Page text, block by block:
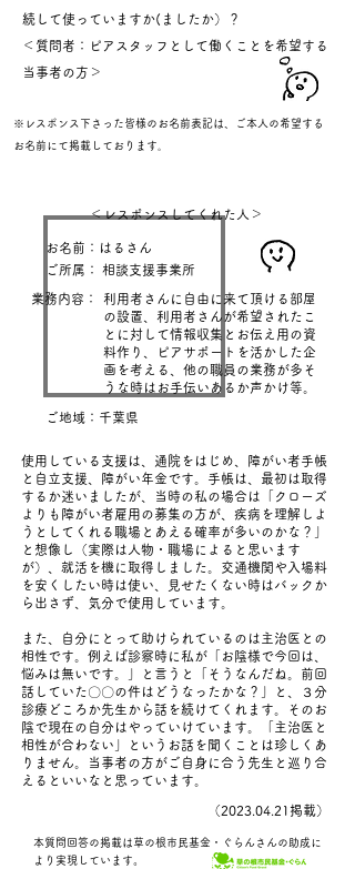
続して使っていますか(ましたか）？
＜質問者：ピアスタッフとして働くことを希望する
当事者の方＞
※レスポンス下さった皆様のお名前表記は、ご本人の希望する
お名前にて掲載しております 。
使用している支援は、通院をはじめ、障がい者手帳
と自立支援、障がい年金です。手帳は、最初は取得
するか迷いましたが、当時の私の場合は「クローズ
よりも障がい者雇用の募集の方が、疾病を理解しよ
うとしてくれる職場とあえる確率が多いのかな？」
と想像し（実際は人物・職場によると思います
が）、就活を機に取得しました。交通機関や入場料
を安くしたい時は使い、見せたくない時はバックか
ら出さず、気分で使用しています。
また、自分にとって助けられているのは主治医との
相性です。例えば診察時に私が「お陰様で今回は、
悩みは無いです。」と言うと「そうなんだね。前回
話していた〇〇の件はどうなったかな？」と、３分
診療どころか先生から話を続けてくれます。そのお
陰で現在の自分はやっていけています。「主治医と
相性が合わない」というお話を聞くことは珍しくあ
りません。当事者の方がご自身に合う先生と巡り合
えるといいなと思っています。
本質問回答の掲載は草の根市民基金・ぐらんさんの助成に
より実現しています
＜レスポンスしてくれた人＞
お名前：はるさん
ご所属：
​相談支援事業所
業務内容：
ご地域：千葉県
​（2023.04.21掲載）
利用者さんに自由に来て頂ける部屋
の設置、利用者さんが希望されたこ
とに対して情報収集とお伝え用の資
料作り、ピアサポートを活かした企
画を考える、他の職員の業務が多そ
うな時はお手伝いあるか声かけ等。